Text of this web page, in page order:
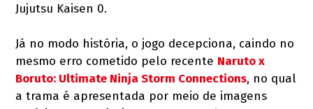
Jujutsu Kaisen 0.
Já no modo história, o jogo decepciona, caindo no
mesmo erro cometido pelo recente Naruto x
Boruto: Ultimate Ninja Storm Connections, no qual
a trama é apresentada por meio de imagens